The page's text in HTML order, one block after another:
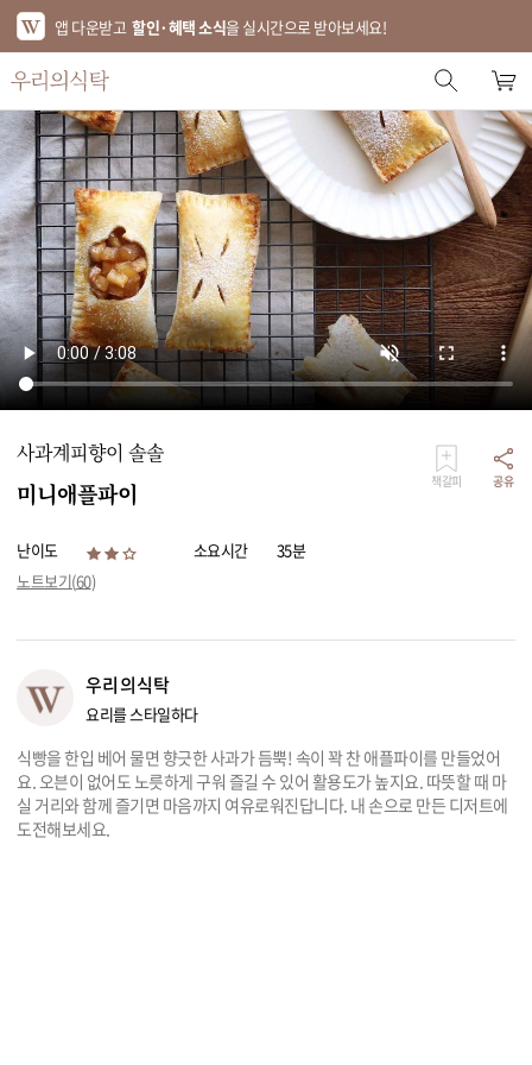
앱 다운받고 할인·혜택 소식을 실시간으로 받아보세요!
스토어 홈
에디터 추천
한정특가
베스트
신상품
기획전
사과계피향이 솔솔
미니애플파이 책갈피 공유
난이도 소요시간
35분
노트보기(60)
우리의식탁
요리를 스타일하다
식빵을 한입 베어 물면 향긋한 사과가 듬뿍! 속이 꽉 찬 애플파이를 만들었어
요. 오븐이 없어도 노릇하게 구워 즐길 수 있어 활용도가 높지요. 따뜻할 때 마
실 거리와 함께 즐기면 마음까지 여유로워진답니다. 내 손으로 만든 디저트에
도전해보세요.